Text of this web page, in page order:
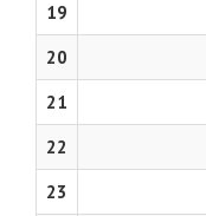
19
20
21
22
23